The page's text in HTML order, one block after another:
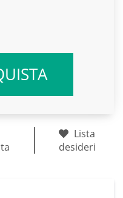
Lista
desideri